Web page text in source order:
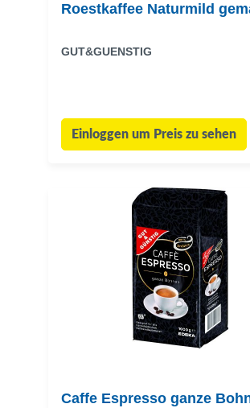
Roestkaffee Naturmild
GUT&GUENSTIG
Einloggen um Preis zu sehen
Caffe Espresso ganze